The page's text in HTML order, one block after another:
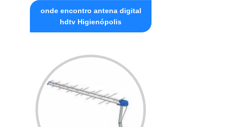
onde encontro antena digital
hdtv Higienópolis